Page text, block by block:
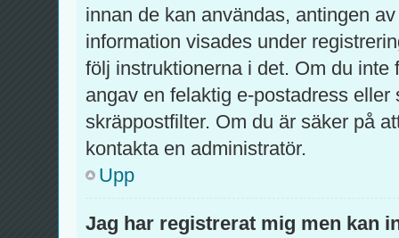
innan de kan användas, antingen
information visades under
följ instruktionerna i det. Om du
angav en felaktig e-postadress
skräppostfilter. Om du är säker på
kontakta en administratör.
Upp
Jag har registrerat mig men kan